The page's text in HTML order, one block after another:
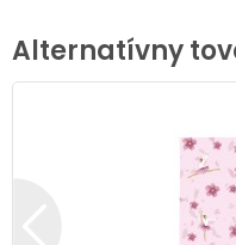
Alternatívny